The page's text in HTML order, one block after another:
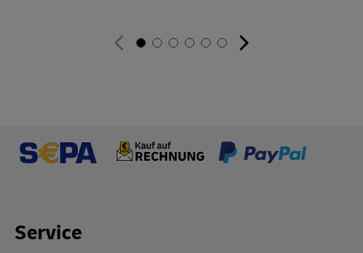
Footer Links
Service